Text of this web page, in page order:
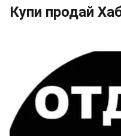
Купи продай